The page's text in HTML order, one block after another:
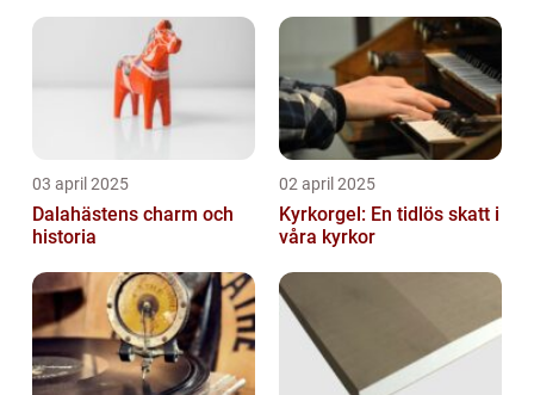
03 april 2025
Dalahästens charm och
historia
02 april 2025
Kyrkorgel: En tidlös skatt i
våra kyrkor